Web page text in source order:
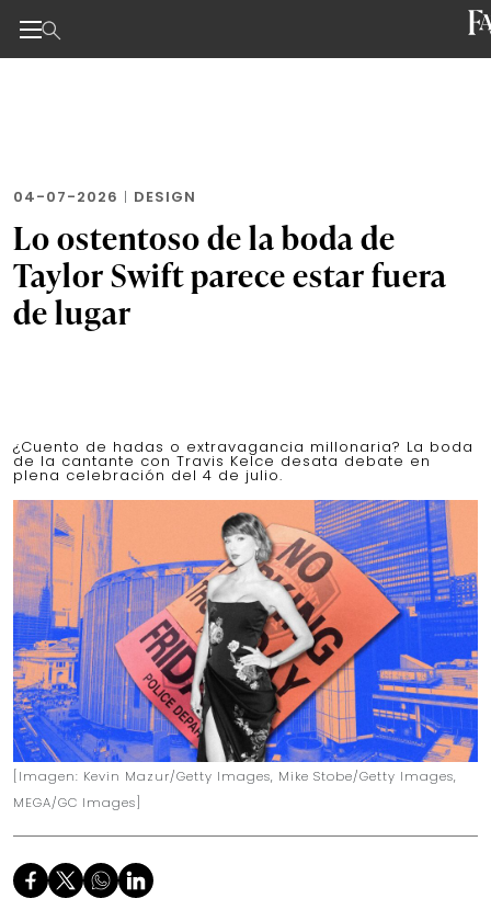
04-07-2026 | DESIGN
Lo ostentoso de la boda de
Taylor Swift parece estar fuera
de lugar
¿Cuento de hadas o extravagancia millonaria? La boda
de la cantante con Travis Kelce desata debate en
plena celebración del 4 de julio.
[Imagen: Kevin Mazur/Getty Images, Mike Stobe/Getty Images,
MEGA/GC Images]